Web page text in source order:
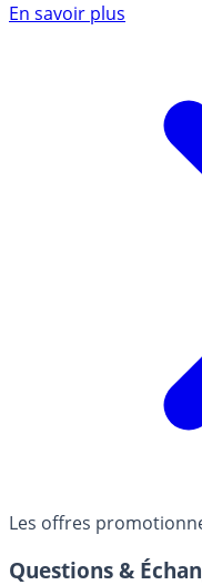
En savoir plus
Les offres
Questions &